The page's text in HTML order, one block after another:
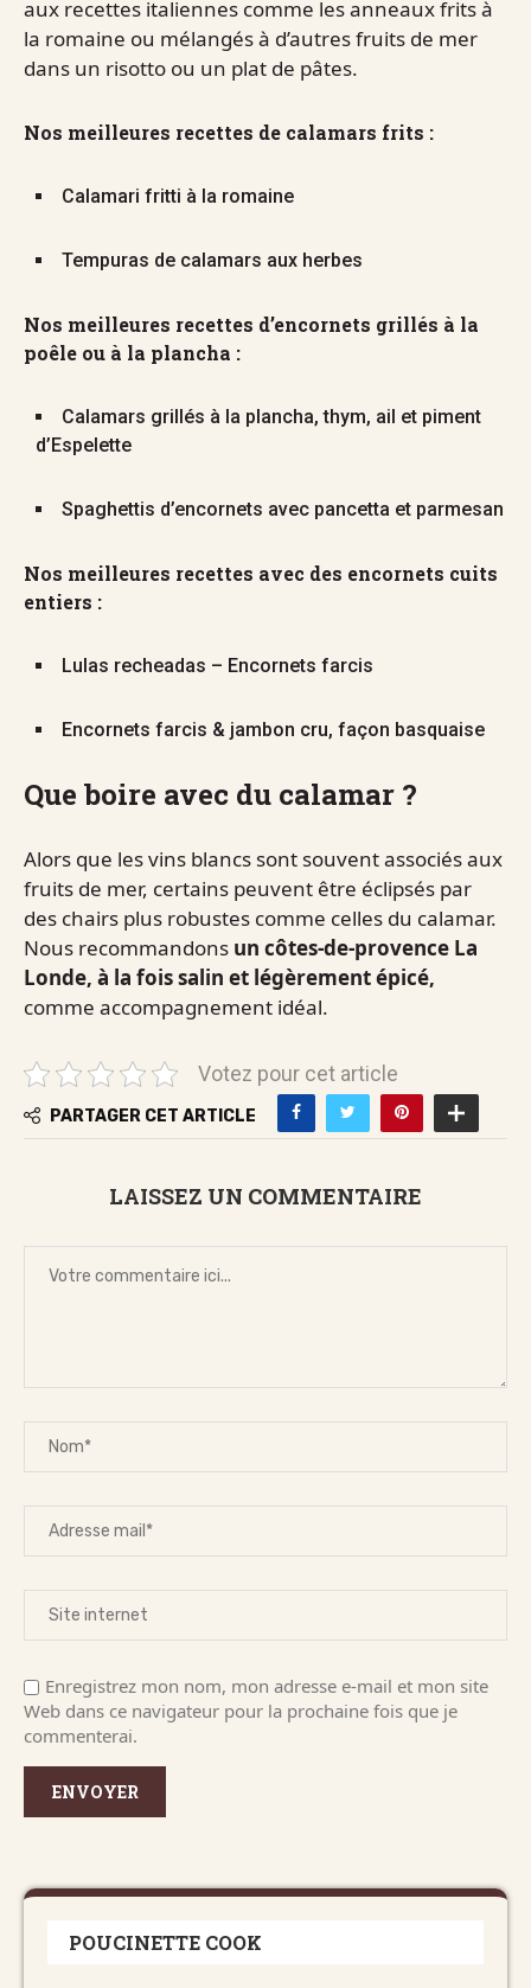
aux recettes italiennes comme les anneaux frits à
la romaine ou mélangés à d’autres fruits de mer
dans un risotto ou un plat de pâtes.
Nos meilleures recettes de calamars frits :
Calamari fritti à la romaine
Tempuras de calamars aux herbes
Nos meilleures recettes d’encornets grillés à la
poêle ou à la plancha :
Calamars grillés à la plancha, thym, ail et piment
d’Espelette
Spaghettis d’encornets avec pancetta et parmesan
Nos meilleures recettes avec des encornets cuits
entiers :
Lulas recheadas – Encornets farcis
Encornets farcis & jambon cru, façon basquaise
Que boire avec du calamar ?
Alors que les vins blancs sont souvent associés aux
fruits de mer, certains peuvent être éclipsés par
des chairs plus robustes comme celles du calamar.
Nous recommandons un côtes-de-provence La
Londe, à la fois salin et légèrement épicé,
comme accompagnement idéal.
Votez pour cet article
PARTAGER CET ARTICLE
LAISSEZ UN COMMENTAIRE
Enregistrez mon nom, mon adresse e-mail et mon site
Web dans ce navigateur pour la prochaine fois que je
commenterai.
POUCINETTE COOK